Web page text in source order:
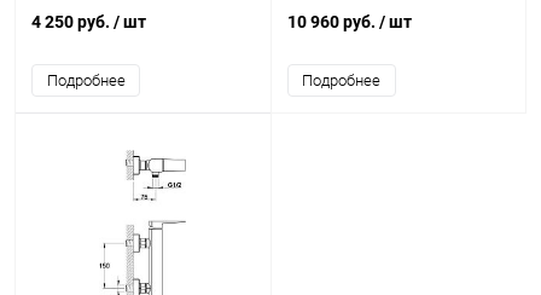
4 250 руб. / шт
Подробнее
10 960 руб. / шт
Подробнее